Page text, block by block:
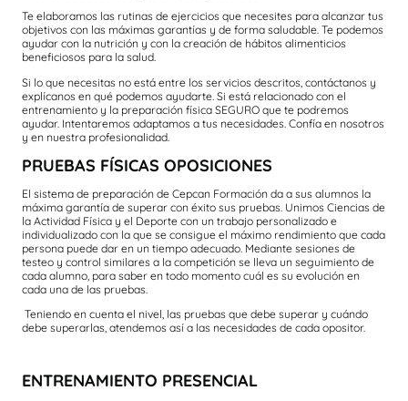
Te elaboramos las rutinas de ejercicios que necesites para alcanzar tus
objetivos con las máximas garantías y de forma saludable. Te podemos
ayudar con la nutrición y con la creación de hábitos alimenticios
beneficiosos para la salud.
Si lo que necesitas no está entre los servicios descritos, contáctanos y
explícanos en qué podemos ayudarte. Si está relacionado con el
entrenamiento y la preparación física SEGURO que te podremos
ayudar. Intentaremos adaptamos a tus necesidades. Confía en nosotros
y en nuestra profesionalidad.
PRUEBAS FÍSICAS OPOSICIONES
El sistema de preparación de Cepcan Formación da a sus alumnos la
máxima garantía de superar con éxito sus pruebas. Unimos Ciencias de
la Actividad Física y el Deporte con un trabajo personalizado e
individualizado con la que se consigue el máximo rendimiento que cada
persona puede dar en un tiempo adecuado. Mediante sesiones de
testeo y control similares a la competición se lleva un seguimiento de
cada alumno, para saber en todo momento cuál es su evolución en
cada una de las pruebas.
Teniendo en cuenta el nivel, las pruebas que debe superar y cuándo
debe superarlas, atendemos así a las necesidades de cada opositor.
ENTRENAMIENTO PRESENCIAL